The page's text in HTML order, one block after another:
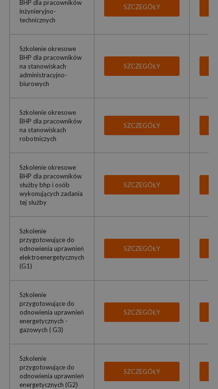
BHP dla pracowników
inżynieryjno-
technicznych
SZCZEGÓŁY
Szkolenie okresowe
BHP dla pracowników
na stanowiskach
administracyjno-
biurowych
SZCZEGÓŁY
Szkolenie okresowe
BHP dla pracowników
na stanowiskach
robotniczych
SZCZEGÓŁY
Szkolenie okresowe
BHP dla pracowników
służby bhp i osób
wykonujących zadania
tej służby
SZCZEGÓŁY
Szkolenie
przygotowujące do
odnowienia uprawnień
elektroenergetycznych
(G1)
SZCZEGÓŁY
Szkolenie
przygotowujące do
odnowienia uprawnień
energetycznych -
gazowych ( G3)
SZCZEGÓŁY
Szkolenie
przygotowujące do
odnowienia uprawnień
energetycznych (G2)
SZCZEGÓŁY